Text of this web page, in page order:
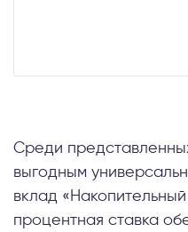
Среди
выгодным
вклад
процентная ставка